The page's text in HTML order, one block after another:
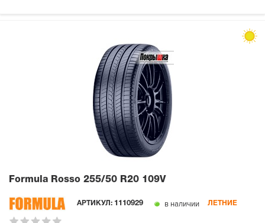
Formula Rosso 255/50 R20 109V
АРТИКУЛ: 1110929 в наличии ЛЕТНИЕ